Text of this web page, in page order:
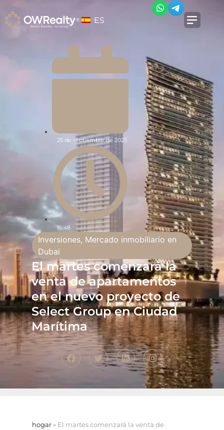
ES
25 de septiembre de 2023
16:48
Inversiones, Mercado inmobiliario en
Dubai
El martes comenzará la
venta de apartamentos
en el nuevo proyecto de
Select Group en Ciudad
Marítima
hogar » El martes comenzará la venta de